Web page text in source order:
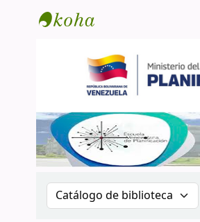
Buscar en el catálogo